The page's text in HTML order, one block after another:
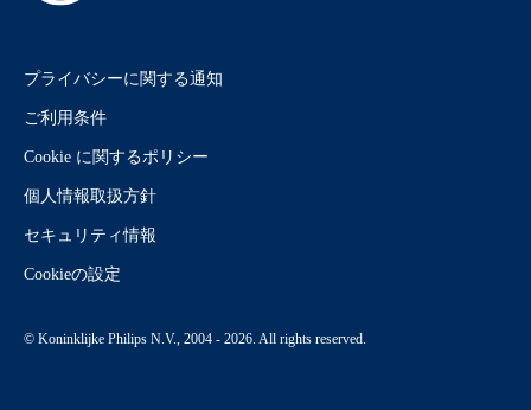
プライバシーに関する通知
ご利用条件
Cookie に関するポリシー
個人情報取扱方針
セキュリティ情報
Cookieの設定
© Koninklijke Philips N.V., 2004 - 2026. All rights reserved.